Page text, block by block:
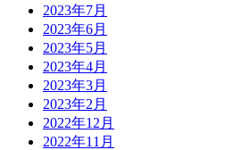
2023年7月
2023年6月
2023年5月
2023年4月
2023年3月
2023年2月
2022年12月
2022年11月